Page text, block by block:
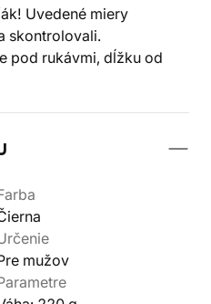
Uvedené miery
skontrolovali.
pod rukávmi, dĺžku od
mužov